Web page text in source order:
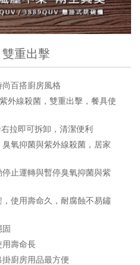
重出擊
百搭廚房風格
紫外線殺菌，雙重出擊，餐具使
拉即可拆卸，清潔便利
氧抑菌與紫外線殺菌，居家
止運轉與暫停臭氧抑菌與紫
使用壽命久，耐腐蝕不易鏽
用壽命長
廚房用品最方便